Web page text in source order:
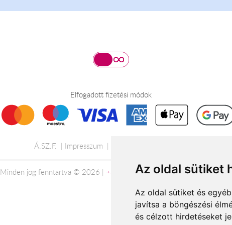
Az oldal sütiket
Az oldal sütiket és
javítsa a böngészési
és célzott hirdetéseket
Elfogadott fizetési módok
Á.SZ.F. Impresszum
Minden jog fenntartva © 2026 | +36 20 488-8362| www.florion.hu